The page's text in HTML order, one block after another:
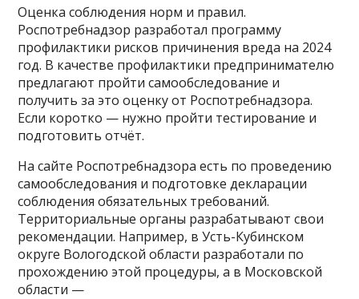
Оценка соблюдения норм и правил.
Роспотребнадзор разработал программу
профилактики рисков причинения вреда на 2024
год. В качестве профилактики предпринимателю
предлагают пройти самообследование и
получить за это оценку от Роспотребнадзора.
Если коротко — нужно пройти тестирование и
подготовить отчёт.
На сайте Роспотребнадзора есть по проведению
самообследования и подготовке декларации
соблюдения обязательных требований.
Территориальные органы разрабатывают свои
рекомендации. Например, в Усть-Кубинском
округе Вологодской области разработали по
прохождению этой процедуры, а в Московской
области —